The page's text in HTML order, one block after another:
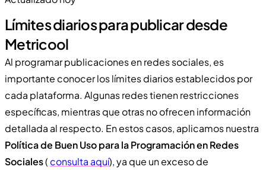
Límites diarios para publicar desde
Metricool
Al programar publicaciones en redes sociales, es
importante conocer los límites diarios establecidos por
cada plataforma. Algunas redes tienen restricciones
específicas, mientras que otras no ofrecen información
detallada al respecto. En estos casos, aplicamos nuestra
Política de Buen Uso para la Programación en Redes
Sociales(consulta aquí), ya que un exceso de